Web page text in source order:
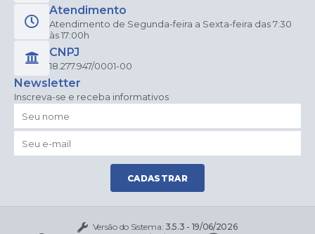
Atendimento
Atendimento de Segunda-feira a Sexta-feira das 7:30
às 17:00h
CNPJ
18.277.947/0001-00
Newsletter
Inscreva-se e receba informativos
CADASTRAR
Versão do Sistema: 3.5.3 - 19/06/2026